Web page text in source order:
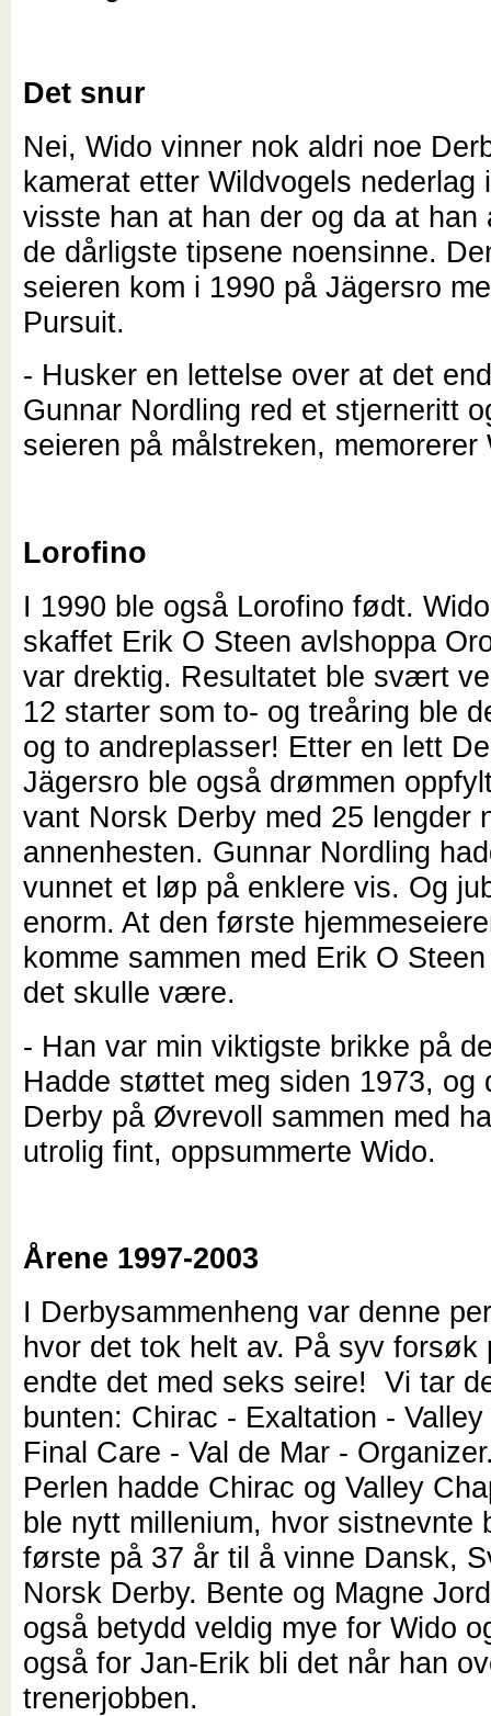
Det snur
Nei, Wido vinner nok aldri noe
kamerat etter Wildvogels nederlag
visste han at han der og da at han
de dårligste tipsene noensinne.
seieren kom i 1990 på Jägersro
Pursuit.
- Husker en lettelse over at det
Gunnar Nordling red et stjerneritt
seieren på målstreken, memorerer
Lorofino
I 1990 ble også Lorofino født.
skaffet Erik O Steen avlshoppa
var drektig. Resultatet ble svært
12 starter som to- og treåring ble
og to andreplasser! Etter en lett
Jägersro ble også drømmen
vant Norsk Derby med 25 lengder
annenhesten. Gunnar Nordling
vunnet et løp på enklere vis. Og
enorm. At den første
komme sammen med Erik O
det skulle være.
- Han var min viktigste brikke på
Hadde støttet meg siden 1973, og
Derby på Øvrevoll sammen med
utrolig fint, oppsummerte Wido.
Årene 1997-2003
I Derbysammenheng var denne
hvor det tok helt av. På syv forsøk
endte det med seks seire! Vi tar
bunten: Chirac - Exaltation -
Final Care - Val de Mar -
Perlen hadde Chirac og Valley
ble nytt millenium, hvor sistnevnte
første på 37 år til å vinne Dansk,
Norsk Derby. Bente og Magne
også betydd veldig mye for Wido
også for Jan-Erik bli det når han
trenerjobben.